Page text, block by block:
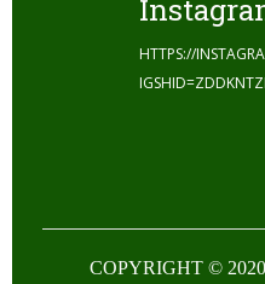
HTTPS://
COPYRIGHT ©